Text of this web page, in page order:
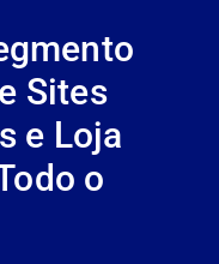
Sites
e Loja
o